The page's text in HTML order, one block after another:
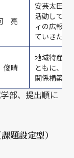
亮
安芸太田町
活動してい
ィの広報を
ていきたい
晴
地域特産品
ともに、持
関係構築を
部、提出順に
題設定型）